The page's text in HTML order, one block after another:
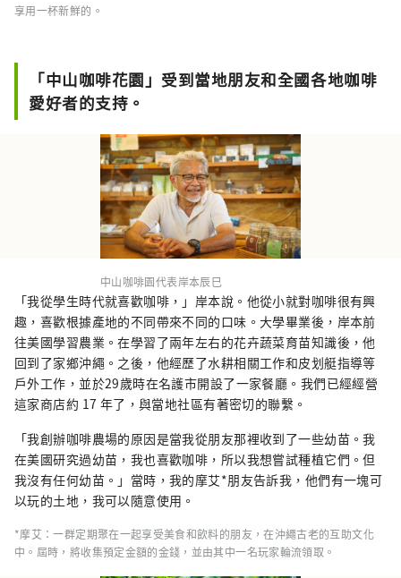
享用一杯新鮮的。
「中山咖啡花園」受到當地朋友和全國各地咖啡
愛好者的支持。
中山咖啡園代表岸本辰巳
「我從學生時代就喜歡咖啡，」岸本說。他從小就對咖啡很有興
趣，喜歡根據產地的不同帶來不同的口味。大學畢業後，岸本前
往美國學習農業。在學習了兩年左右的花卉蔬菜育苗知識後，他
回到了家鄉沖繩。之後，他經歷了水耕相關工作和皮划艇指導等
戶外工作，並於29歲時在名護市開設了一家餐廳。我們已經經營
這家商店約 17 年了，與當地社區有著密切的聯繫。
「我創辦咖啡農場的原因是當我從朋友那裡收到了一些幼苗。我
在美國研究過幼苗，我也喜歡咖啡，所以我想嘗試種植它們。但
我沒有任何幼苗。」當時，我的摩艾*朋友告訴我，他們有一塊可
以玩的土地，我可以隨意使用。
*摩艾：一群定期聚在一起享受美食和飲料的朋友，在沖繩古老的互助文化
中。屆時，將收集預定金額的金錢，並由其中一名玩家輪流領取。